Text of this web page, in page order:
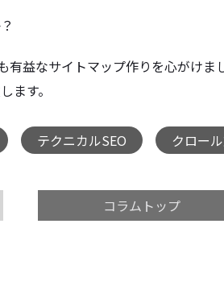
有益なサイトマップ作りを心がけま
ます。
テクニカルSEO クロー
コラムトップ